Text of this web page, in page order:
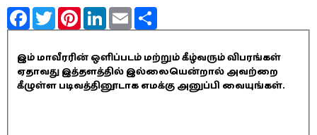
FacebookTwitterPinterestLinkedInEmail
இம் மாவீரரின் ஒளிப்படம் மற்றும் கீழ்வரும் விபரங்கள்
ஏதாவது இத்தளத்தில் இல்லையென்றால் அவற்றை
கீழுள்ள படிவத்தினூடாக எமக்கு அனுப்பி வையுங்கள்.